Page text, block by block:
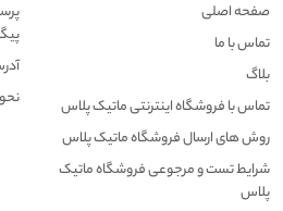
صفحه اصلی
تماس با ما
بلاگ
تماس با فروشگاه اینترنتی ماتیک پلاس
روش های ارسال فروشگاه ماتیک پلاس
شرایط تست و مرجوعی فروشگاه ماتیک
پلاس